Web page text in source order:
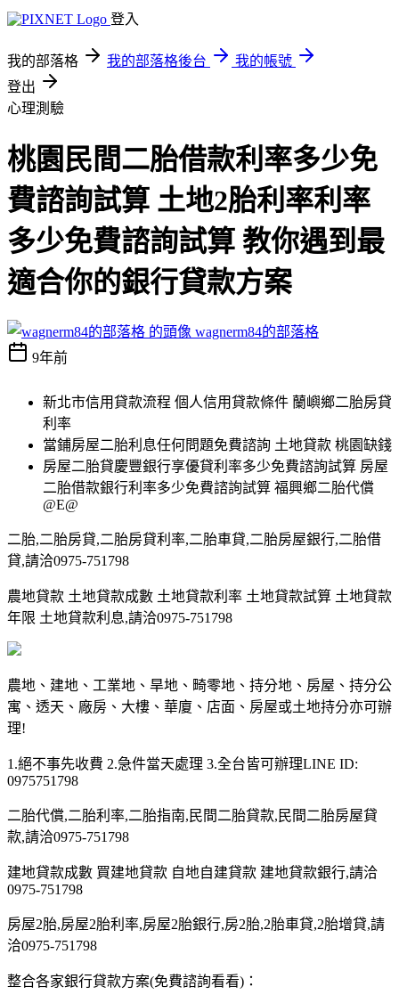
登入
我的部落格 我的部落格後台
我的帳號
登出
心理測驗
桃園民間二胎借款利率多少免
費諮詢試算 土地2胎利率利率
多少免費諮詢試算 教你遇到最
適合你的銀行貸款方案
wagnerm84的部落格
9年前
新北市信用貸款流程 個人信用貸款條件 蘭嶼鄉二胎房貸
利率
當鋪房屋二胎利息任何問題免費諮詢 土地貸款 桃園缺錢
房屋二胎貸慶豐銀行享優貸利率多少免費諮詢試算 房屋
二胎借款銀行利率多少免費諮詢試算 福興鄉二胎代償
@E@
二胎,二胎房貸,二胎房貸利率,二胎車貸,二胎房屋銀行,二胎借
貸,請洽0975-751798
農地貸款 土地貸款成數 土地貸款利率 土地貸款試算 土地貸款
年限 土地貸款利息,請洽0975-751798
農地、建地、工業地、旱地、畸零地、持分地、房屋、持分公
寓、透天、廠房、大樓、華廈、店面、房屋或土地持分亦可辦
理!
1.絕不事先收費 2.急件當天處理 3.全台皆可辦理LINE ID:
0975751798
二胎代償,二胎利率,二胎指南,民間二胎貸款,民間二胎房屋貸
款,請洽0975-751798
建地貸款成數 買建地貸款 自地自建貸款 建地貸款銀行,請洽
0975-751798
房屋2胎,房屋2胎利率,房屋2胎銀行,房2胎,2胎車貸,2胎增貸,請
洽0975-751798
整合各家銀行貸款方案(免費諮詢看看)：